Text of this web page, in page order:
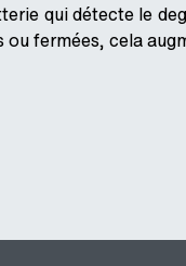
qui détecte le
fermées, cela